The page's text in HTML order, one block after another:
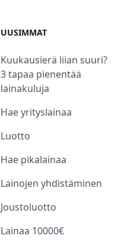
UUSIMMAT
Kuukausierä liian suuri?
3 tapaa pienentää
lainakuluja
Hae yrityslainaa
Luotto
Hae pikalainaa
Lainojen yhdistäminen
Joustoluotto
Lainaa 10000€